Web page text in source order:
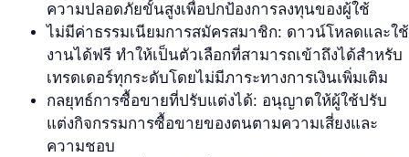
ความปลอดภัยขั้นสูงเพื่อปกป้องการลงทุนของผู้ใช้
ไม่มีค่าธรรมเนียมการสมัครสมาชิก: ดาวน์โหลดและใช้
งานได้ฟรี ทำให้เป็นตัวเลือกที่สามารถเข้าถึงได้สำหรับ
เทรดเดอร์ทุกระดับโดยไม่มีภาระทางการเงินเพิ่มเติม
กลยุทธ์การซื้อขายที่ปรับแต่งได้: อนุญาตให้ผู้ใช้ปรับ
แต่งกิจกรรมการซื้อขายของตนตามความเสี่ยงและ
ความชอบ